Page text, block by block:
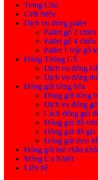
Trang Chủ
Giới thiệu
Dịch vụ đóng pallet
Pallet gỗ 2 chiều
Pallet gỗ 4 chiều
Pallet 1 mặt gỗ
Đóng Thùng Gỗ
Dịch vụ đóng
Dịch vụ đóng
Đóng gói hàng hóa
Đóng gói hàng
Dịch vụ đóng
Cách đóng gói
Đóng gói đồ
Đóng gói đồ gia
Đóng gói theo
Đóng gói hút chân
Màng Co Nhiệt
Liên hệ